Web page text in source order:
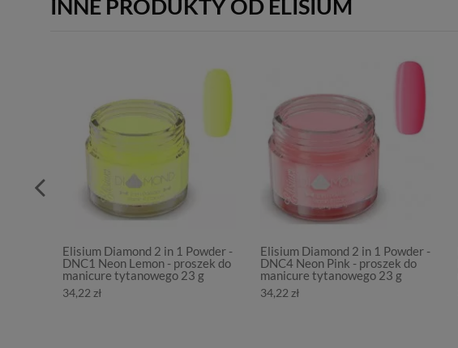
INNE PRODUKTY OD ELISIUM
Elisium Diamond 2 in 1 Powder -
DNC1 Neon Lemon - proszek do
manicure tytanowego 23 g
34,22 zł
Elisium Diamond 2 in 1 Powder -
DNC4 Neon Pink - proszek do
manicure tytanowego 23 g
34,22 zł